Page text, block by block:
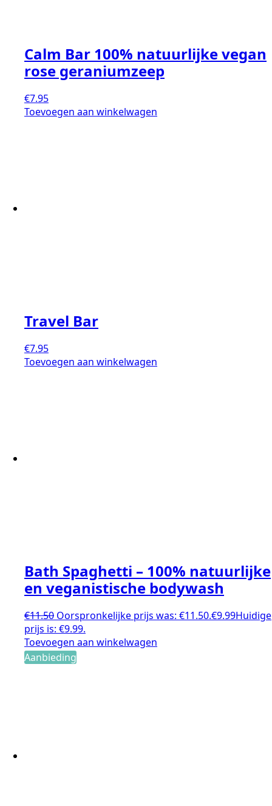
Calm Bar 100% natuurlijke vegan
rose geraniumzeep
€7.95
Toevoegen aan winkelwagen
Travel Bar
€7.95
Toevoegen aan winkelwagen
Bath Spaghetti – 100% natuurlijke
en veganistische bodywash
€11.50 Oorspronkelijke prijs was: €11.50.€9.99Huidige
prijs is: €9.99.
Toevoegen aan winkelwagen
Aanbieding